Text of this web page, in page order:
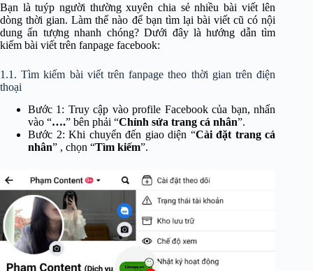
Bạn là tuýp người thường xuyên chia sẻ nhiều bài viết lên
dòng thời gian. Làm thế nào để bạn tìm lại bài viết cũ có nội
dung ấn tượng nhanh chóng? Dưới đây là hướng dẫn tìm
kiếm bài viết trên fanpage facebook:
1.1. Tìm kiếm bài viết trên fanpage theo thời gian trên điện
thoại
Bước 1: Truy cập vào profile Facebook của bạn, nhấn
vào “….” bên phải “Chỉnh sửa trang cá nhân”.
Bước 2: Khi chuyển đến giao diện “Cài đặt trang cá
nhân” , chọn “Tìm kiếm”.